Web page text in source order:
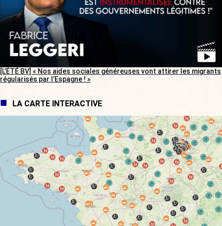
[L’ÉTÉ BV] « Nos aides sociales généreuses vont attirer les migrants
régularisés par l’Espagne ! »
LA CARTE INTERACTIVE